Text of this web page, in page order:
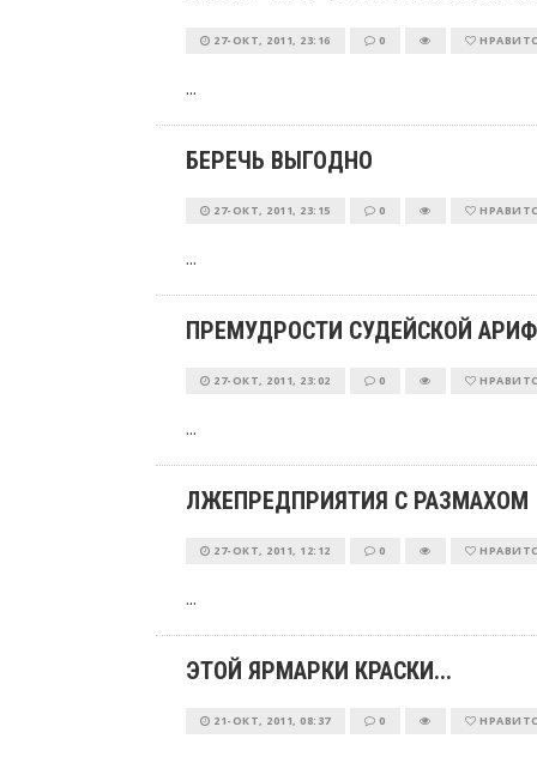
27-ОКТ, 2011, 23:16 0
...
БЕРЕЧЬ ВЫГОДНО
27-ОКТ, 2011, 23:15 0
...
ПРЕМУДРОСТИ СУДЕЙСКОЙ
27-ОКТ, 2011, 23:02 0
...
ЛЖЕПРЕДПРИЯТИЯ С РАЗМАХОМ
27-ОКТ, 2011, 12:12 0
...
ЭТОЙ ЯРМАРКИ КРАСКИ...
21-ОКТ, 2011, 08:37 0